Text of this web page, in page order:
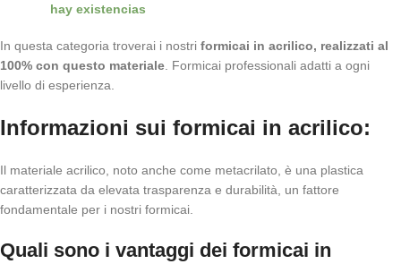
hay existencias
In questa categoria troverai i nostri formicai in acrilico, realizzati al
100% con questo materiale . Formicai professionali adatti a ogni
livello di esperienza.
Informazioni sui formicai in acrilico:
Il materiale acrilico, noto anche come metacrilato, è una plastica
caratterizzata da elevata trasparenza e durabilità, un fattore
fondamentale per i nostri formicai.
Quali sono i vantaggi dei formicai in